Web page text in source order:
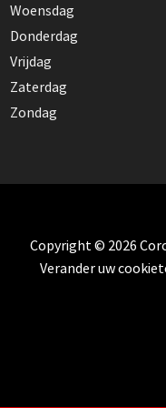
Woensdag
Donderdag
Vrijdag
Zaterdag
Zondag
Copyright © 2026
Verander uw